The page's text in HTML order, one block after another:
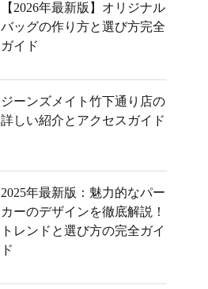
【2026年最新版】オリジナル
バッグの作り方と選び方完全
ガイド
ジーンズメイト竹下通り店の
詳しい紹介とアクセスガイド
2025年最新版：魅力的なパー
カーのデザインを徹底解説！
トレンドと選び方の完全ガイ
ド